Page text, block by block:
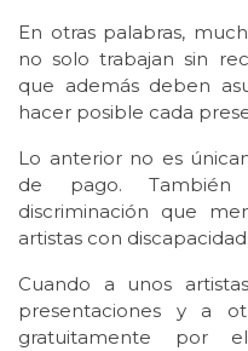
En otras palabras,
no solo trabajan sin
que además deben
hacer posible cada
Lo anterior no es
de pago.
discriminación que
artistas con discapacidad.
Cuando a unos
presentaciones y a
gratuitamente por